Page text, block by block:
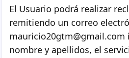
El Usuario podrá realizar
remitiendo un correo
mauricio20gtm@gmail.com
nombre y apellidos, el